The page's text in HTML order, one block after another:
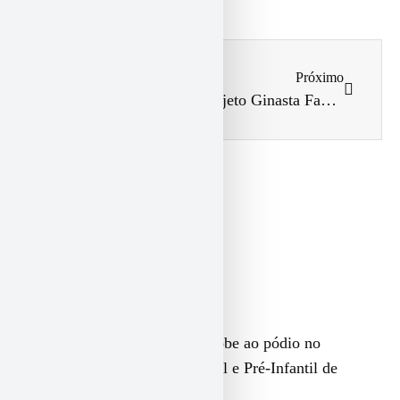
Próximo
Projeto Ginasta Fantástica – ano 4 iniciado!
Fantástica conquista títulos e sobe ao pódio no
Campeonato Paranaense Infantil e Pré-Infantil de